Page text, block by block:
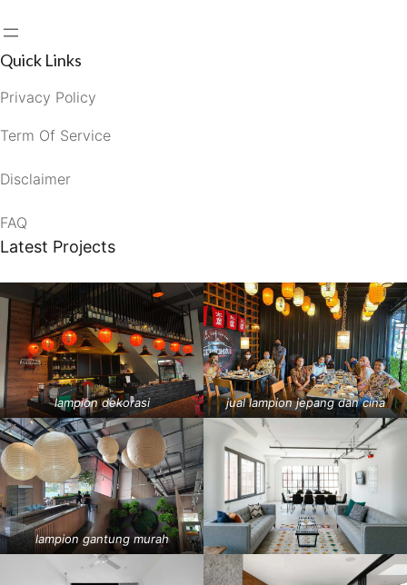
Quick Links
Privacy Policy
Term Of Service
Disclaimer
FAQ
Latest Projects
lampion dekorasi jual lampion jepang dan cina
lampion gantung murah